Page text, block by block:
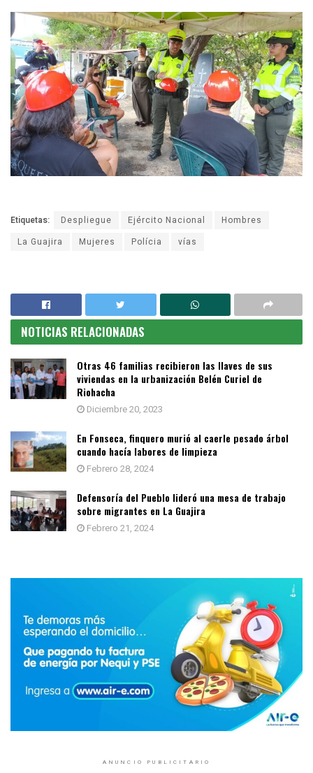
Etiquetas: Despliegue Ejército Nacional
Hombres
La Guajira
Mujeres Polícia vías
NOTICIAS RELACIONADAS
Otras 46 familias recibieron las llaves de sus
viviendas en la urbanización Belén Curiel de
Riohacha
Diciembre 20, 2023
En Fonseca, finquero murió al caerle pesado árbol
cuando hacía labores de limpieza
Febrero 28, 2024
Defensoría del Pueblo lideró una mesa de trabajo
sobre migrantes en La Guajira
Febrero 21, 2024
ANUNCIO PUBLICITARIO